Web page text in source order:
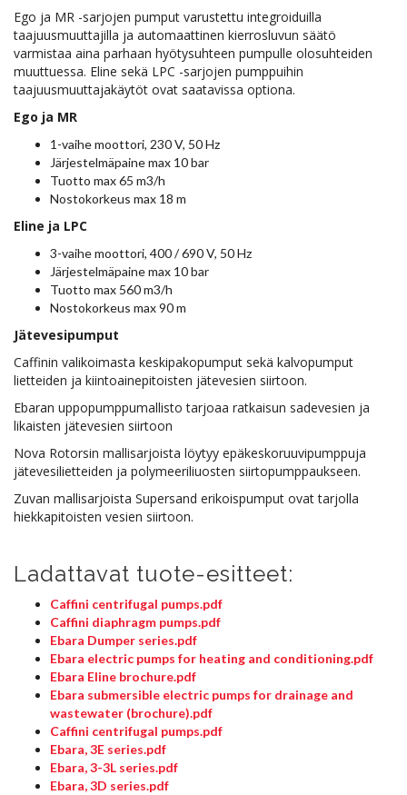
Ego ja MR -sarjojen pumput varustettu integroiduilla
taajuusmuuttajilla ja automaattinen kierrosluvun säätö
varmistaa aina parhaan hyötysuhteen pumpulle olosuhteiden
muuttuessa. Eline sekä LPC -sarjojen pumppuihin
taajuusmuuttajakäytöt ovat saatavissa optiona.
Ego ja MR
1-vaihe moottori, 230 V, 50 Hz
Järjestelmäpaine max 10 bar
Tuotto max 65 m3/h
Nostokorkeus max 18 m
Eline ja LPC
3-vaihe moottori, 400 / 690 V, 50 Hz
Järjestelmäpaine max 10 bar
Tuotto max 560 m3/h
Nostokorkeus max 90 m
Jätevesipumput
Caffinin valikoimasta keskipakopumput sekä kalvopumput
lietteiden ja kiintoainepitoisten jätevesien siirtoon.
Ebaran uppopumppumallisto tarjoaa ratkaisun sadevesien ja
likaisten jätevesien siirtoon
Nova Rotorsin mallisarjoista löytyy epäkeskoruuvipumppuja
jätevesilietteiden ja polymeeriliuosten siirtopumppaukseen.
Zuvan mallisarjoista Supersand erikoispumput ovat tarjolla
hiekkapitoisten vesien siirtoon.
Ladattavat tuote-esitteet:
Caffini centrifugal pumps.pdf
Caffini diaphragm pumps.pdf
Ebara Dumper series.pdf
Ebara electric pumps for heating and conditioning.pdf
Ebara Eline brochure.pdf
Ebara submersible electric pumps for drainage and
wastewater (brochure).pdf
Caffini centrifugal pumps.pdf
Ebara, 3E series.pdf
Ebara, 3-3L series.pdf
Ebara, 3D series.pdf